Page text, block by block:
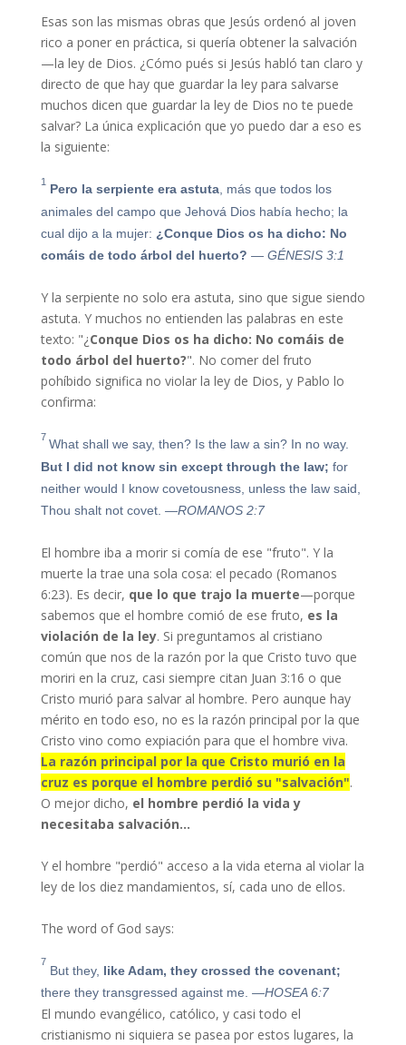
Esas son las mismas obras que Jesús ordenó al joven
rico a poner en práctica, si quería obtener la salvación
—la ley de Dios. ¿Cómo pués si Jesús habló tan claro y
directo de que hay que guardar la ley para salvarse
muchos dicen que guardar la ley de Dios no te puede
salvar? La única explicación que yo puedo dar a eso es
la siguiente:
1 Pero la serpiente era astuta, más que todos los
animales del campo que Jehová Dios había hecho; la
cual dijo a la mujer: ¿Conque Dios os ha dicho: No
comáis de todo árbol del huerto? — GÉNESIS 3:1
Y la serpiente no solo era astuta, sino que sigue siendo
astuta. Y muchos no entienden las palabras en este
texto: "¿Conque Dios os ha dicho: No comáis de
todo árbol del huerto?". No comer del fruto
pohíbido significa no violar la ley de Dios, y Pablo lo
confirma:
7 What shall we say, then? Is the law a sin? In no way.
But I did not know sin except through the law; for
neither would I know covetousness, unless the law said,
Thou shalt not covet. —ROMANOS 2:7
El hombre iba a morir si comía de ese "fruto". Y la
muerte la trae una sola cosa: el pecado (Romanos
6:23). Es decir, que lo que trajo la muerte—porque
sabemos que el hombre comió de ese fruto, es la
violación de la ley. Si preguntamos al cristiano
común que nos de la razón por la que Cristo tuvo que
moriri en la cruz, casi siempre citan Juan 3:16 o que
Cristo murió para salvar al hombre. Pero aunque hay
mérito en todo eso, no es la razón principal por la que
Cristo vino como expiación para que el hombre viva.
La razón principal por la que Cristo murió en la
cruz es porque el hombre perdió su "salvación".
O mejor dicho, el hombre perdió la vida y
necesitaba salvación…
Y el hombre "perdió" acceso a la vida eterna al violar la
ley de los diez mandamientos, sí, cada uno de ellos.
The word of God says:
7
But they, like Adam, they crossed the covenant;
there they transgressed against me. —HOSEA 6:7
El mundo evangélico, católico, y casi todo el
cristianismo ni siquiera se pasea por estos lugares, la